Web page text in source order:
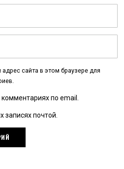
сайта в этом браузере для
по email.
почтой.